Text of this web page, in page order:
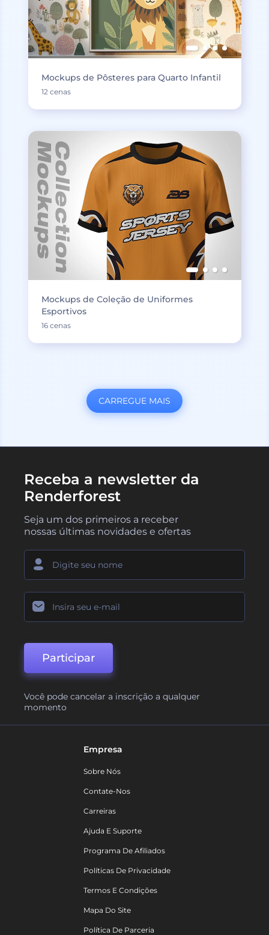
Mockups de Pôsteres para Quarto Infantil
12 cenas
Mockups de Coleção de Uniformes
Esportivos
16 cenas
CARREGUE MAIS
Receba a newsletter da
Renderforest
Seja um dos primeiros a receber
nossas últimas novidades e ofertas
Participar
Você pode cancelar a inscrição a qualquer
momento
Empresa
Sobre Nós
Contate-Nos
Carreiras
Ajuda E Suporte
Programa De Afiliados
Políticas De Privacidade
Termos E Condições
Mapa Do Site
Política De Parceria